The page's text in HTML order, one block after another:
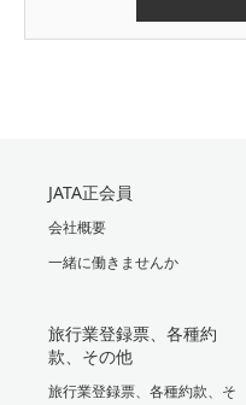
JATA正会員
会社概要
一緒に働きませんか
旅行業登録票、各種約
款、その他
旅行業登録票、各種約款、そ